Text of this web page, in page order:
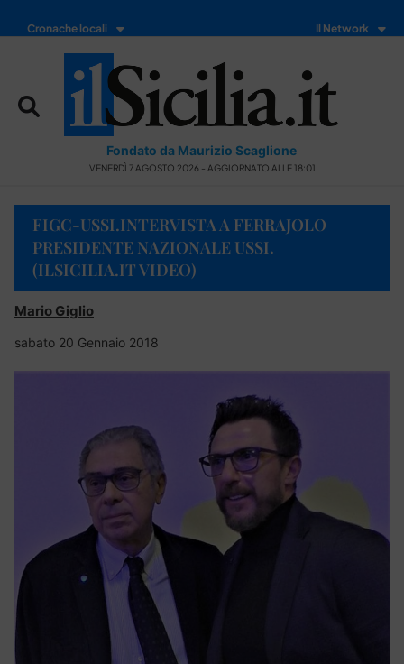
Cronache locali Il Network
Fondato da Maurizio Scaglione
VENERDÌ 7 AGOSTO 2026 - AGGIORNATO ALLE 18:01
FIGC-USSI.INTERVISTA A FERRAJOLO
PRESIDENTE NAZIONALE USSI.
(ILSICILIA.IT VIDEO)
Mario Giglio
sabato 20 Gennaio 2018